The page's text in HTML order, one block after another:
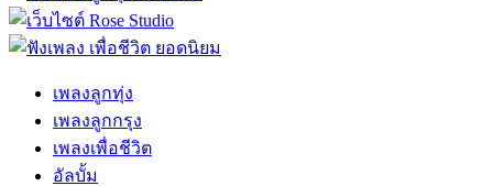
เพลงลูกทุ่ง
เพลงลูกกรุง
เพลงเพื่อชีวิต
อัลบั้ม